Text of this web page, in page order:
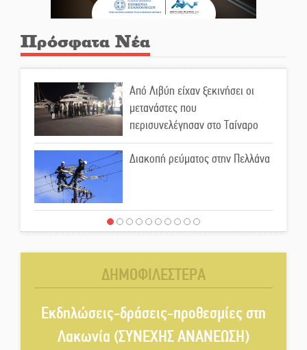
Πρόσφατα Νέα
Από Λιβύη είχαν ξεκινήσει οι
μετανάστες που
περισυνελέγησαν στο Ταίναρο
Διακοπή ρεύματος στην Πελλάνα
Λακε-Δαιμονικά: Το κυπαρίσσι
Βλαχιώτη στη Γ’ Εθνική
ΔΗΜΟΦΙΛΕΣΤΕΡΑ
Εκδηλώσεις-δράσεις-προθεσμίες στη
Λακωνία (ΣΥΝΕΧΗΣ ΑΝΑΝΕΩΣΗ)